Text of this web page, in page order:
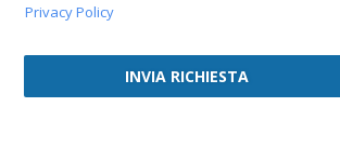
Privacy Policy
INVIA RICHIESTA